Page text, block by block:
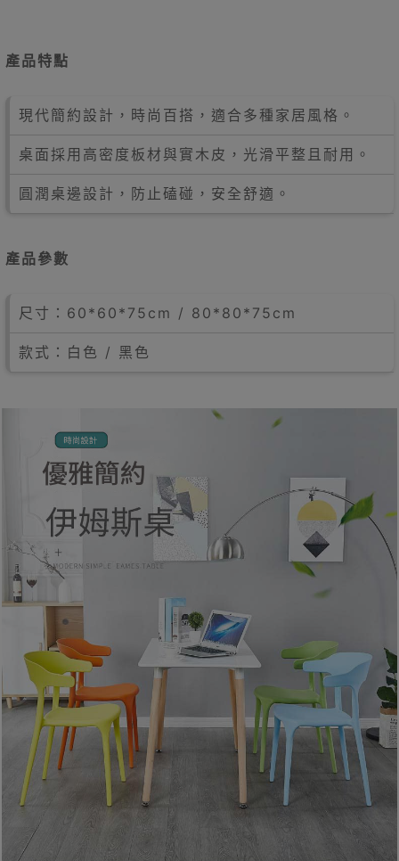
產品特點
現代簡約設計，時尚百搭，適合多種家居風格。
桌面採用高密度板材與實木皮，光滑平整且耐用。
圓潤桌邊設計，防止磕碰，安全舒適。
產品參數
尺寸：60*60*75cm / 80*80*75cm
款式：白色 / 黑色